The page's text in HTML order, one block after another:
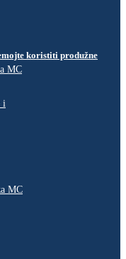
koristiti produžne
MC
i
MC